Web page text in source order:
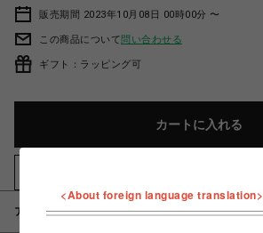
販売期間 2023年10月08日 00時00分 〜
この商品について問い合わせる
ギフト：ラッピング可
カートに入れる
アイテム説明 / 素材
<About foreign language translation>